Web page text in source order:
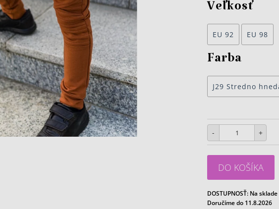
Veľkosť
EU 92 EU 98
Farba
J29 Stredno
- +
DO KOŠÍKA
DOSTUPNOSŤ: Na sklade
Doručíme do 11.8.2026